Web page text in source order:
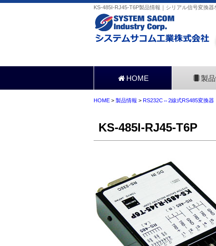
KS-485I-RJ45-T6P製品情報｜シリアル信号変換器
HOME 製
HOME > 製品情報 > RS232C⇔2線式RS485変換器
KS-485I-RJ45-T6P